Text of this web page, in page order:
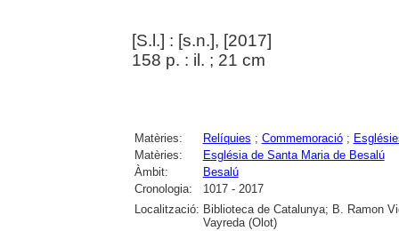
[S.l.] : [s.n.], [2017]
158 p. : il. ; 21 cm
Matèries: Relíquies ; Commemoració;
Matèries:
Església de Santa Maria de Besalú
Àmbit:
Besalú
Cronologia:
1017 - 2017
Localització: Biblioteca de Catalunya; B. Ramon
Vayreda (Olot)